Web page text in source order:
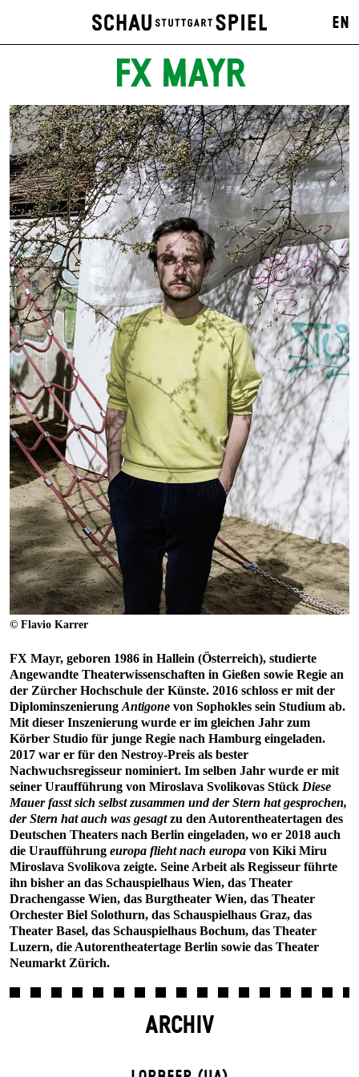
EN
FX MAYR
© Flavio Karrer
FX Mayr, geboren 1986 in Hallein (Österreich), studierte
Angewandte Theaterwissenschaften in Gießen sowie Regie an
der Zürcher Hochschule der Künste. 2016 schloss er mit der
Diplominszenierung Antigone von Sophokles sein Studium ab.
Mit dieser Inszenierung wurde er im gleichen Jahr zum
Körber Studio für junge Regie nach Hamburg eingeladen.
2017 war er für den Nestroy-Preis als bester
Nachwuchsregisseur nominiert. Im selben Jahr wurde er mit
seiner Uraufführung von Miroslava Svolikovas Stück Diese
Mauer fasst sich selbst zusammen und der Stern hat gesprochen,
der Stern hat auch was gesagtzu den Autorentheatertagen des
Deutschen Theaters nach Berlin eingeladen, wo er 2018 auch
die Uraufführung europa flieht nach europa von Kiki Miru
Miroslava Svolikova zeigte. Seine Arbeit als Regisseur führte
ihn bisher an das Schauspielhaus Wien, das Theater
Drachengasse Wien, das Burgtheater Wien, das Theater
Orchester Biel Solothurn, das Schauspielhaus Graz, das
Theater Basel, das Schauspielhaus Bochum, das Theater
Luzern, die Autorentheatertage Berlin sowie das Theater
Neumarkt Zürich.
ARCHIV